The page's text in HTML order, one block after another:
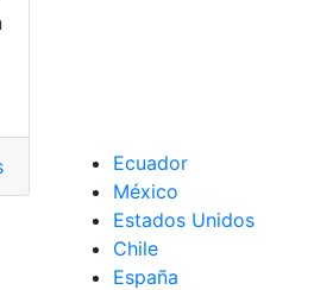
Ecuador
México
Estados Unidos
Chile
España